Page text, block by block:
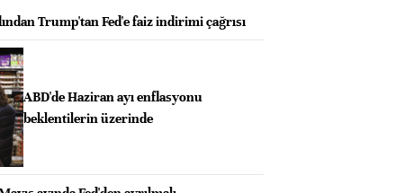
Trump'tan Fed'e faiz indirimi çağrısı
ABD'de Haziran ayı enflasyonu
beklentilerin üzerinde